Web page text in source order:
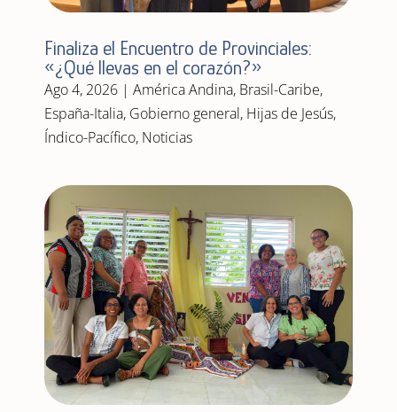
Finaliza el Encuentro de Provinciales:
«¿Qué llevas en el corazón?»
Ago 4, 2026| América Andina, Brasil-Caribe,
España-Italia, Gobierno general, Hijas de Jesús,
Índico-Pacífico, Noticias